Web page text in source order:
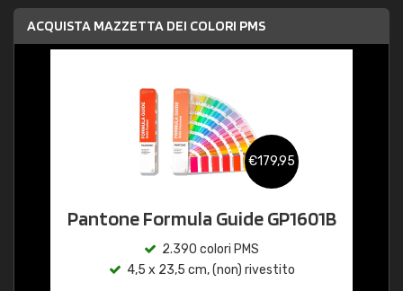
ACQUISTA MAZZETTA DEI COLORI PMS
€179,95
Pantone Formula Guide GP1601B
2.390 colori PMS
4,5 x 23,5 cm, (non) rivestito